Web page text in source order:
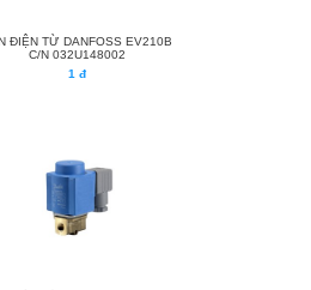
ĐIỆN TỪ DANFOSS EV210B
C/N 032U148002
1 đ